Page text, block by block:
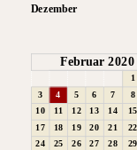
Dezember
Februar 2020
1
3
4 5 6 7 8
10 11 12 13 14 15
17
18 19 20 21 22
24 25 26 27 28 29